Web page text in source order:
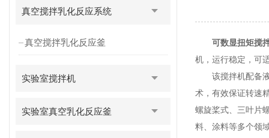
真空搅拌乳化反应系统
真空搅拌乳化反应釜
实验室搅拌机
实验室真空乳化反应釜
可数显扭矩搅
机，运行稳定，可
该搅拌机配备液
术，有效保证转速
螺旋桨式、三叶片
料、涂料等多个领